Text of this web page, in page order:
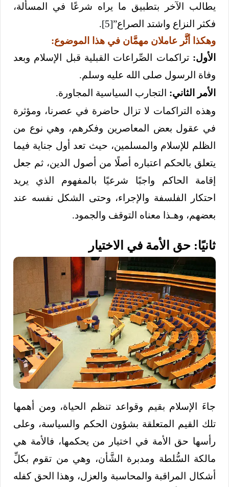
يطالب الآخر بتطبيق ما يراه شرعًا في المسألة،
فكثر النزاع واشتد الصراع”[5]
.
وهكذا أثَّر عاملان مهمَّان في هذا الموضوع:
الأول: تراكمات الصِّراعات القبلية قبل الإسلام وبعد
وفاة الرسول صلى الله عليه وسلم.
الأمر الثاني: التجارب السياسية المجاورة.
وهذه التراكمات لا تزال حاضرة في عصرنا، ومؤثرة
في عقول بعض المعاصرين وفكرهم، وهي نوع من
الظلم للإسلام والمسلمين، حيث تعد أول جناية فيما
يتعلق بالحكم اعتباره أصلًا من أصول الدين، ثم جعل
إقامة الحاكم واجبًا شرعيًا بالمفهوم الذي يريد
احتكار الفلسفة والإجراء، وحتى الشكل نفسه عند
بعضهم، وهـذا معناه التوقف والجمود.
ثانيًا: حق الأمة في الاختيار
جاءَ الإسلام بقيم وقواعد تنظم الحياة، ومن أهمها
تلك القيم المتعلقة بشؤون الحكم والسياسة، وعلى
رأسها حق الأمة في اختيار من يحكمها، فالأمة هي
مالكة السُّلطة ومدبرة الشَّأن، وهي من تقوم بكلِّ
أشكال المراقبة والمحاسبة والعزل، وهذا الحق كفله